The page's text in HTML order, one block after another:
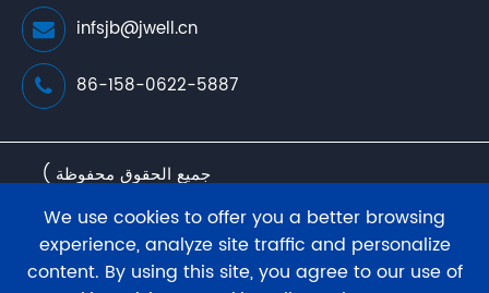
infsjb@jwell.cn
86-158-0622-5887
جميع الحقوق محفوظة )
JWELL Extrusion Machinery Co., Ltd.جميع الحقوق
محفوظة .
خريطة الموقع سياسة الخصوصية
We use cookies to offer you a better browsing
experience, analyze site traffic and personalize
content. By using this site, you agree to our use of